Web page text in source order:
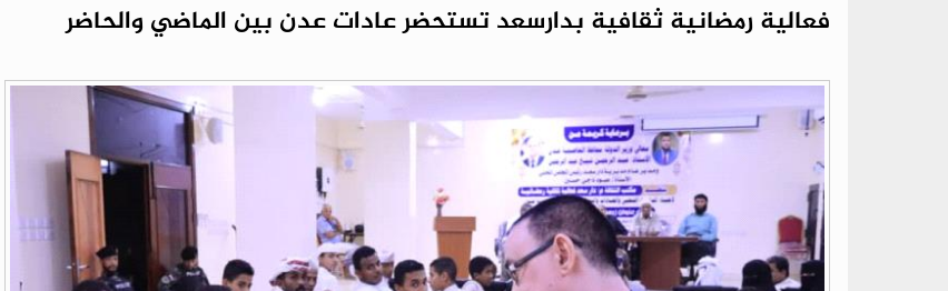
فعالية رمضانية ثقافية بدارسعد تستحضر عادات عدن بين الماضي والحاضر